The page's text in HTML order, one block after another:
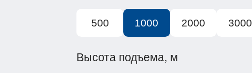
500 1000 2000 3000
Высота подъема, м